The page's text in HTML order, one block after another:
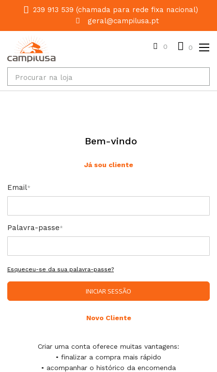
239 913 539 (chamada para rede fixa nacional)
geral@campilusa.pt
0 0
Bem-vindo
Já sou cliente
Email
Palavra-passe
Esqueceu-se da sua palavra-passe?
INICIAR SESSÃO
Novo Cliente
Criar uma conta oferece muitas vantagens:
• finalizar a compra mais rápido
• acompanhar o histórico da encomenda